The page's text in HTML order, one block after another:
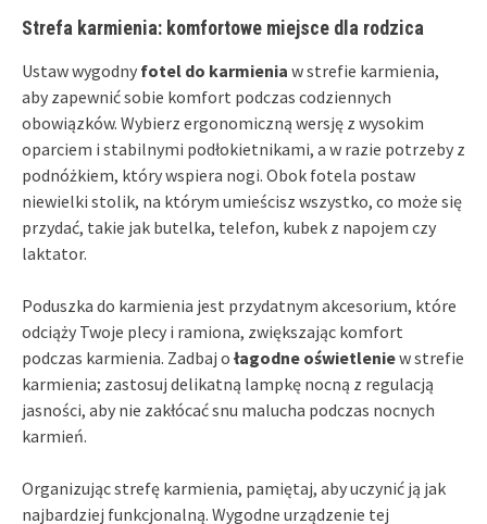
Strefa karmienia: komfortowe miejsce dla rodzica
Ustaw wygodny fotel do karmienia w strefie karmienia,
aby zapewnić sobie komfort podczas codziennych
obowiązków. Wybierz ergonomiczną wersję z wysokim
oparciem i stabilnymi podłokietnikami, a w razie potrzeby z
podnóżkiem, który wspiera nogi. Obok fotela postaw
niewielki stolik, na którym umieścisz wszystko, co może się
przydać, takie jak butelka, telefon, kubek z napojem czy
laktator.
Poduszka do karmienia jest przydatnym akcesorium, które
odciąży Twoje plecy i ramiona, zwiększając komfort
podczas karmienia. Zadbaj o łagodne oświetleniew strefie
karmienia; zastosuj delikatną lampkę nocną z regulacją
jasności, aby nie zakłócać snu malucha podczas nocnych
karmień.
Organizując strefę karmienia, pamiętaj, aby uczynić ją jak
najbardziej funkcjonalną. Wygodne urządzenie tej